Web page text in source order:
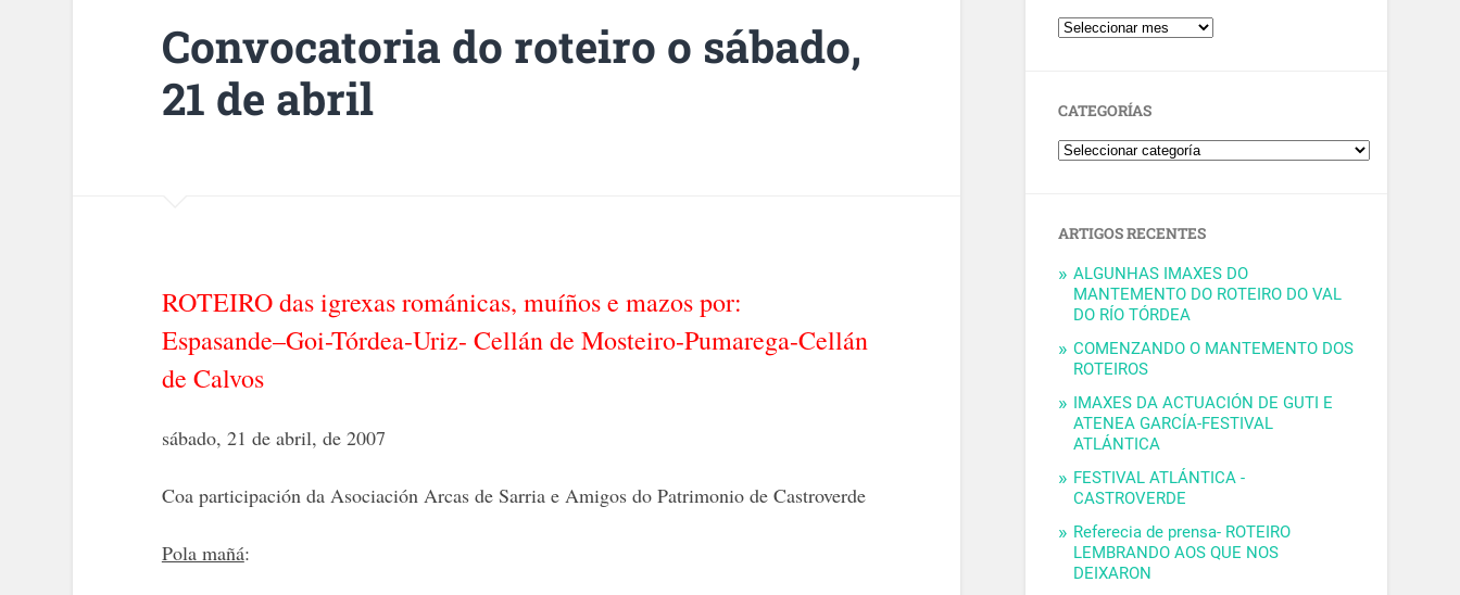
Convocatoria do roteiro o sábado,
21 de abril
ROTEIRO das igrexas románicas, muíños e mazos por:
Espasande–Goi-Tórdea-Uriz- Cellán de Mosteiro-Pumarega-Cellán
de Calvos
sábado, 21 de abril, de 2007
Coa participación da Asociación Arcas de Sarria e Amigos do Patrimonio de Castroverde
Pola mañá:
CATEGORÍAS
ARTIGOS RECENTES
ALGUNHAS IMAXES DO
MANTEMENTO DO ROTEIRO DO VAL
DO RÍO TÓRDEA
COMENZANDO O MANTEMENTO DOS
ROTEIROS
IMAXES DA ACTUACIÓN DE GUTI E
ATENEA GARCÍA-FESTIVAL
ATLÁNTICA
FESTIVAL ATLÁNTICA -
CASTROVERDE
Referecia de prensa- ROTEIRO
LEMBRANDO AOS QUE NOS
DEIXARON